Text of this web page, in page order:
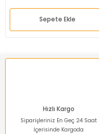
Sepete Ekle
Hızlı Kargo
Siparişleriniz En Geç 24 Saat
İçerisinde Kargoda